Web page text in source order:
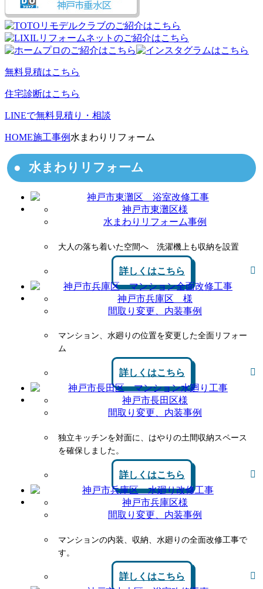
無料見積はこちら
住宅診断はこちら
LINEで無料見積り・相談
HOME施工事例 水まわりリフォーム
水まわりリフォーム
神戸市東灘区様
水まわりリフォーム事例
大人の落ち着いた空間へ 洗濯機上も収納を設置
詳しくはこちら
神戸市兵庫区 様
間取り変更、内装事例
マンション、水廻りの位置を変更した全面リフォー
ム
詳しくはこちら
神戸市長田区様
間取り変更、内装事例
独立キッチンを対面に、はやりの土間収納スペース
を確保しました。
詳しくはこちら
神戸市兵庫区様
間取り変更、内装事例
マンションの内装、収納、水廻りの全面改修工事で
す。
詳しくはこちら